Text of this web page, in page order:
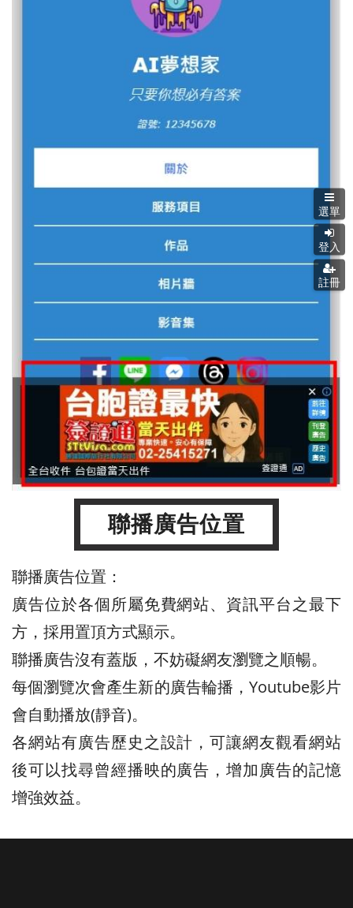
聯播廣告位置
聯播廣告位置：
廣告位於各個所屬免費網站、資訊平台之最下
方，採用置頂方式顯示。
聯播廣告沒有蓋版，不妨礙網友瀏覽之順暢。
每個瀏覽次會產生新的廣告輪播，Youtube影片
會自動播放(靜音)。
各網站有廣告歷史之設計，可讓網友觀看網站
後可以找尋曾經播映的廣告，增加廣告的記憶
增強效益。
選單
登入
註冊